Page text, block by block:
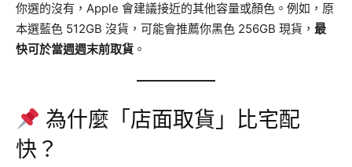
你選的沒有，Apple 會建議接近的其他容量或顏色。例如，原
本選藍色 512GB 沒貨，可能會推薦你黑色 256GB 現貨， 最
快可於當週週末前取貨 。
為什麼「店面取貨」比宅配
快？